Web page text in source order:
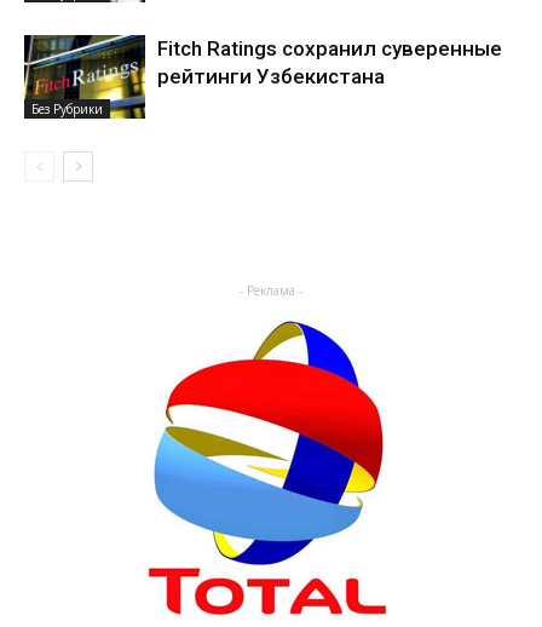
Без Рубрики
Fitch Ratings сохранил суверенные
рейтинги Узбекистана
- Реклама -